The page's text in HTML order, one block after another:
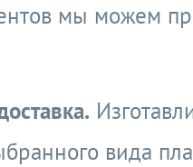
мы можем
вида